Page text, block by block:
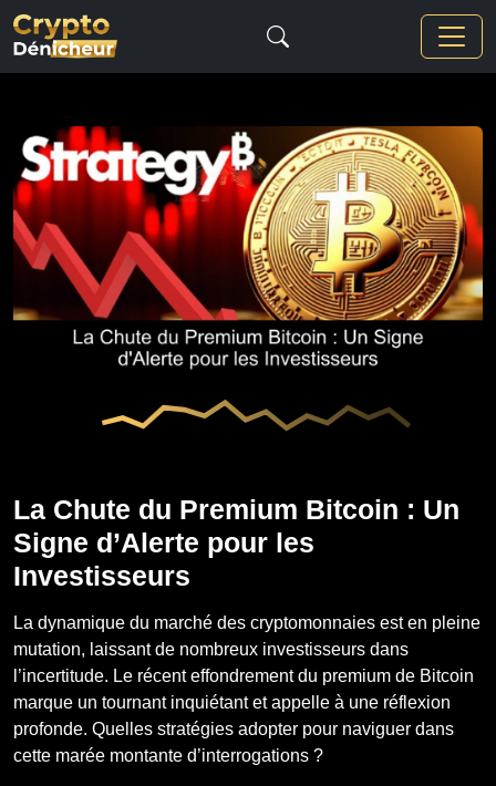
La Chute du Premium Bitcoin : Un
Signe d’Alerte pour les
Investisseurs
La dynamique du marché des cryptomonnaies est en pleine
mutation, laissant de nombreux investisseurs dans
l’incertitude. Le récent effondrement du premium de Bitcoin
marque un tournant inquiétant et appelle à une réflexion
profonde. Quelles stratégies adopter pour naviguer dans
cette marée montante d’interrogations ?